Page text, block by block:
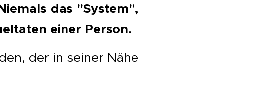
das "System",
einer Person.
der in seiner Nähe